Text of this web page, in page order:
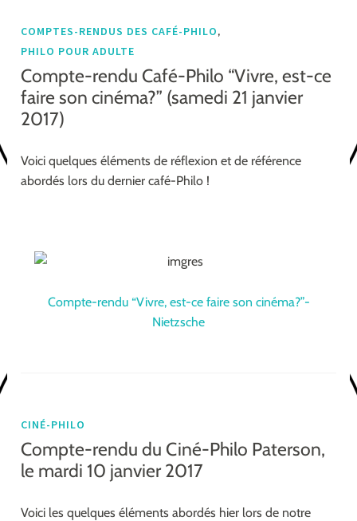
COMPTES-RENDUS DES CAFÉ-PHILO,
PHILO POUR ADULTE
Compte-rendu Café-Philo “Vivre, est-ce
faire son cinéma?” (samedi 21 janvier
2017)
Voici quelques éléments de réflexion et de référence
abordés lors du dernier café-Philo !
Compte-rendu “Vivre, est-ce faire son cinéma?”-
Nietzsche
CINÉ-PHILO
Compte-rendu du Ciné-Philo Paterson,
le mardi 10 janvier 2017
Voici les quelques éléments abordés hier lors de notre